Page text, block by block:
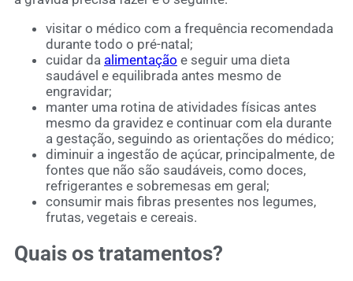
visitar o médico com a frequência recomendada
durante todo o pré-natal;
cuidar da alimentação e seguir uma dieta
saudável e equilibrada antes mesmo de
engravidar;
manter uma rotina de atividades físicas antes
mesmo da gravidez e continuar com ela durante
a gestação, seguindo as orientações do médico;
diminuir a ingestão de açúcar, principalmente, de
fontes que não são saudáveis, como doces,
refrigerantes e sobremesas em geral;
consumir mais fibras presentes nos legumes,
frutas, vegetais e cereais.
Quais os tratamentos?